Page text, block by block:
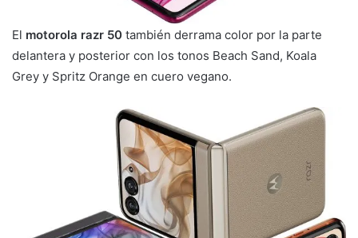
El motorola razr 50 también derrama color por la parte
delantera y posterior con los tonos Beach Sand, Koala
Grey y Spritz Orange en cuero vegano.